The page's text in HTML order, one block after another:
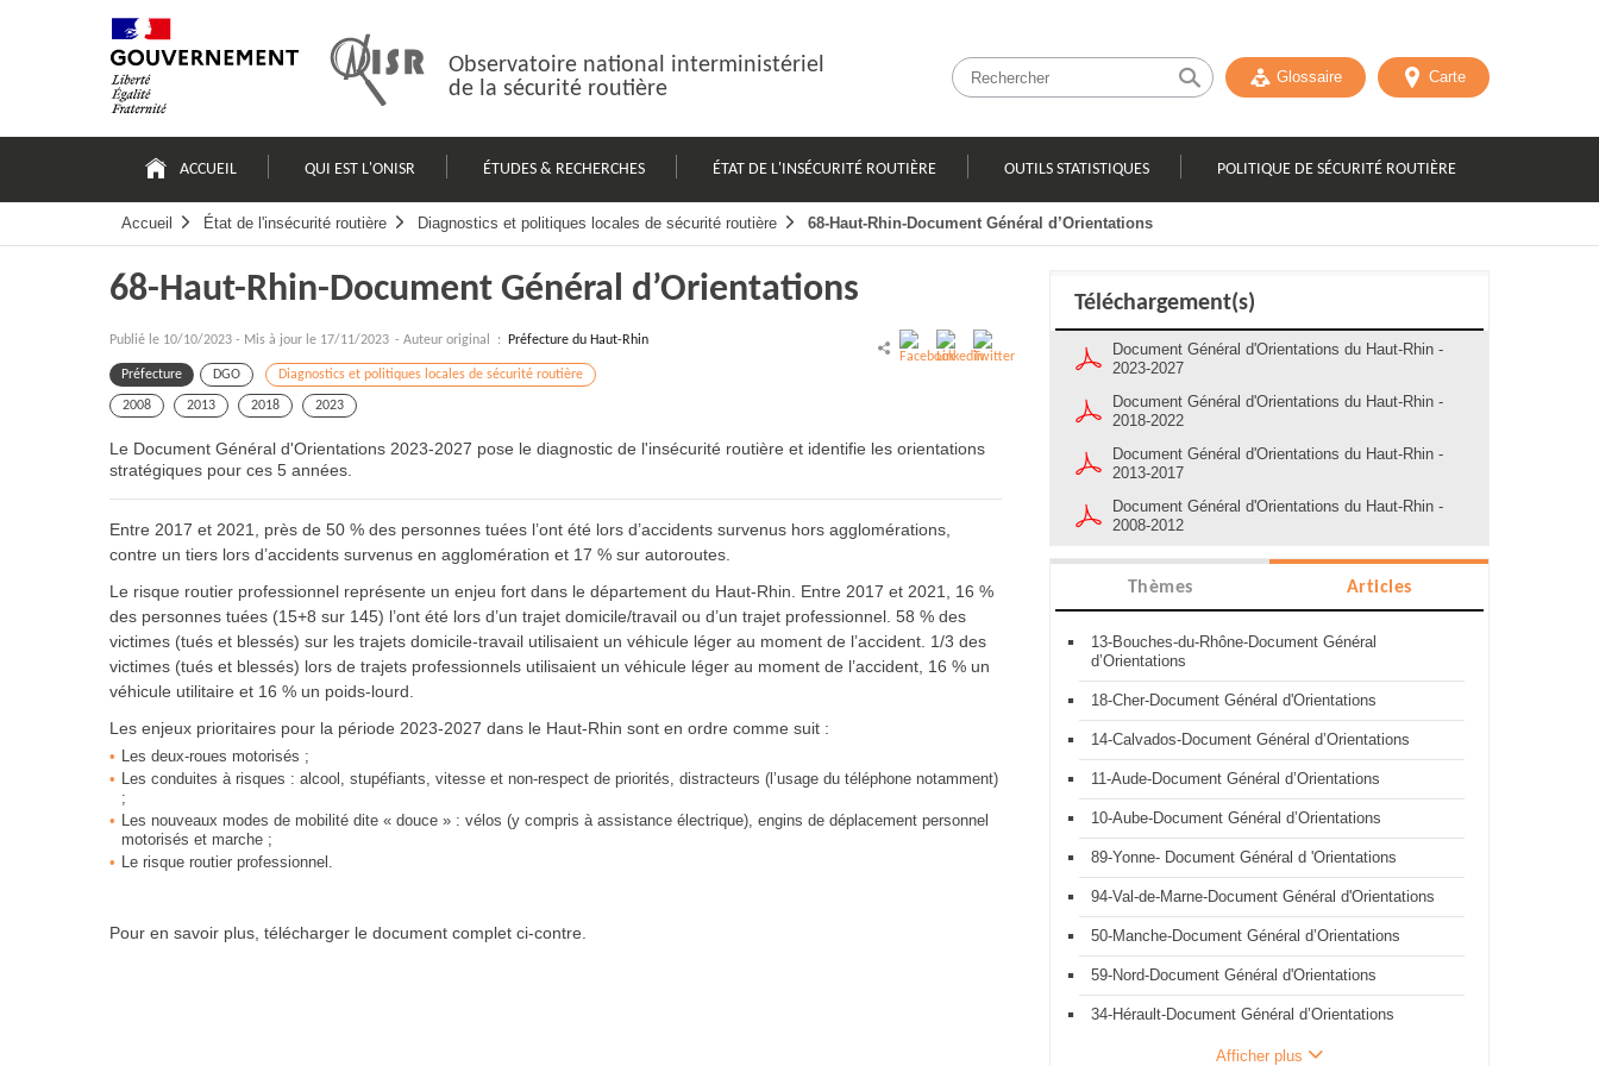
Observatoire national interministériel
de la sécurité routière
Glossaire Carte
principale
ACCUEIL QUI EST L'ONISR ÉTUDES & RECHERCHES ÉTAT DE L'INSÉCURITÉ ROUTIÈRE OUTILS STATISTIQUES POLITIQUE DE SÉCURITÉ ROUTIÈRE
Accueil État de l'insécurité routière Diagnostics et politiques locales de sécurité routière 68-Haut-Rhin-Document Général d’Orientations
68-Haut-Rhin-Document Général d’Orientations
Publié le 10/10/2023 - Mis à jour le 17/11/2023 - Auteur original : Préfecture du Haut-Rhin
Préfecture DGO Diagnostics et politiques locales de sécurité routière
2008 2013 2018 2023
Le Document Général d'Orientations 2023-2027 pose le diagnostic de l'insécurité routière et identifie les orientations
stratégiques pour ces 5 années.
Entre 2017 et 2021, près de 50 % des personnes tuées l’ont été lors d’accidents survenus hors agglomérations,
contre un tiers lors d’accidents survenus en agglomération et 17 % sur autoroutes.
Le risque routier professionnel représente un enjeu fort dans le département du Haut-Rhin. Entre 2017 et 2021, 16 %
des personnes tuées (15+8 sur 145) l’ont été lors d’un trajet domicile/travail ou d’un trajet professionnel. 58 % des
victimes (tués et blessés) sur les trajets domicile-travail utilisaient un véhicule léger au moment de l’accident. 1/3 des
victimes (tués et blessés) lors de trajets professionnels utilisaient un véhicule léger au moment de l’accident, 16 % un
véhicule utilitaire et 16 % un poids-lourd.
Les enjeux prioritaires pour la période 2023-2027 dans le Haut-Rhin sont en ordre comme suit :
Les deux-roues motorisés ;
Les conduites à risques : alcool, stupéfiants, vitesse et non-respect de priorités, distracteurs (l’usage du téléphone notamment)
;
Les nouveaux modes de mobilité dite « douce » : vélos (y compris à assistance électrique), engins de déplacement personnel
motorisés et marche ;
Le risque routier professionnel.
Pour en savoir plus, télécharger le document complet ci-contre.
Téléchargement(s)
Document Général d'Orientations du Haut-Rhin -
2023-2027
Document Général d'Orientations du Haut-Rhin -
2018-2022
Document Général d'Orientations du Haut-Rhin -
2013-2017
Document Général d'Orientations du Haut-Rhin -
2008-2012
Thèmes Articles
13-Bouches-du-Rhône-Document Général
d’Orientations
18-Cher-Document Général d'Orientations
14-Calvados-Document Général d’Orientations
11-Aude-Document Général d’Orientations
10-Aube-Document Général d’Orientations
89-Yonne- Document Général d 'Orientations
94-Val-de-Marne-Document Général d'Orientations
50-Manche-Document Général d’Orientations
59-Nord-Document Général d'Orientations
34-Hérault-Document Général d’Orientations
Afficher plus